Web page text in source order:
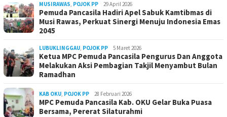
MUSIRAWAS, POJOK PP 29 April 2026
Pemuda Pancasila Hadiri Apel Sabuk Kamtibmas di
Musi Rawas, Perkuat Sinergi Menuju Indonesia Emas
2045
LUBUKLINGGAU, POJOK PP 5 Maret 2026
Ketua MPC Pemuda Pancasila Pengurus Dan Anggota
Melakukan Aksi Pembagian Takjil Menyambut Bulan
Ramadhan
KAB OKU, POJOK PP 28 Februari 2026
MPC Pemuda Pancasila Kab. OKU Gelar Buka Puasa
Bersama, Pererat Silaturahmi